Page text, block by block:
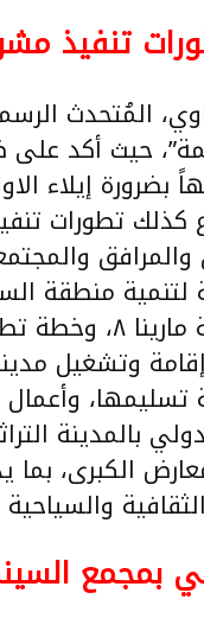
تنفيذ
المُتحدث
حيث أكد على
بضرورة إيلاء
كذلك تطورات
لتنمية منطقة
وبالأخص مشروع
إقامة
تسليمها،
بالمدينة
الكبرى،
بمجمع